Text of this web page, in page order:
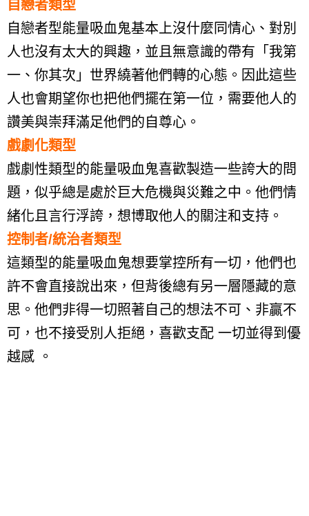
自戀者類型
自戀者型能量吸血鬼基本上沒什麼同情心、對別
人也沒有太大的興趣，並且無意識的帶有「我第
一、你其次」世界繞著他們轉的心態。因此這些
人也會期望你也把他們擺在第一位，需要他人的
讚美與崇拜滿足他們的自尊心。
戲劇化類型
戲劇性類型的能量吸血鬼喜歡製造一些誇大的問
題，似乎總是處於巨大危機與災難之中。他們情
緒化且言行浮誇，想博取他人的關注和支持。
控制者/統治者類型
這類型的能量吸血鬼想要掌控所有一切，他們也
許不會直接說出來，但背後總有另一層隱藏的意
思。他們非得一切照著自己的想法不可、非贏不
可，也不接受別人拒絕，喜歡支配 一切並得到優
越感 。